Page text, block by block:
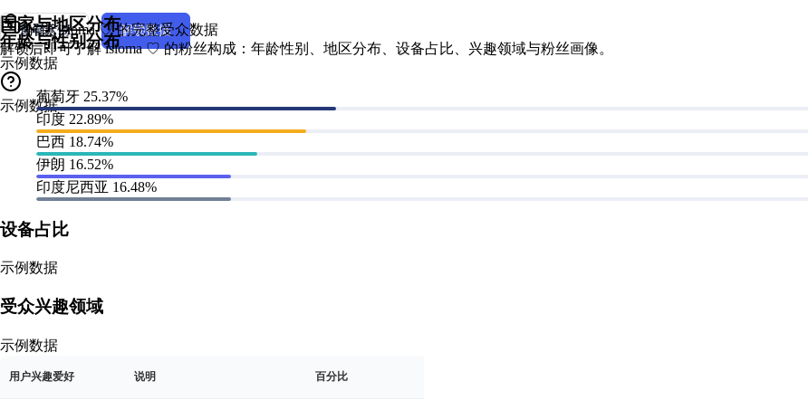
查看示例 解锁数据
解锁 isioma ♡ 的完整受众数据
解锁后即可了解 isioma ♡ 的粉丝构成：年龄性别、地区分布、设备占比、兴趣领域与粉丝画像。
年龄与性别分布
示例数据
国家与地区分布
示例数据
葡萄牙 25.37%
印度 22.89%
巴西 18.74%
伊朗 16.52%
印度尼西亚 16.48%
设备占比
示例数据
受众兴趣领域
示例数据
说明 百分比
用户兴趣爱好
粉丝角色画像